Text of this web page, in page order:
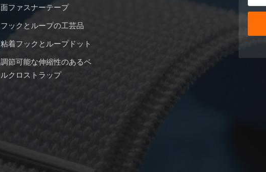
面ファスナーテープ
フックとループの工芸品
粘着フックとループドット
調節可能な伸縮性のあるベ
ルクロストラップ